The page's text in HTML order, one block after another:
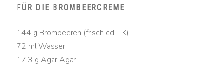
FÜR DIE BROMBEERCREME
144 g Brombeeren (frisch od. TK)
72 ml Wasser
17,3 g Agar Agar